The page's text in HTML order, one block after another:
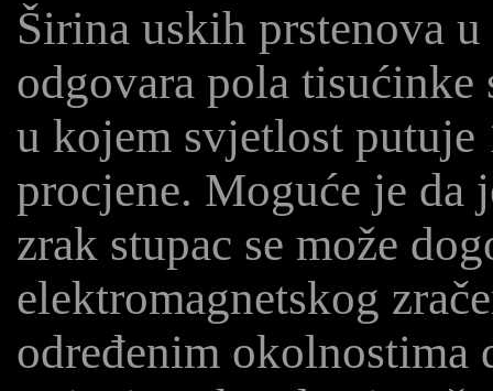
Širina uskih prstenova
odgovara pola tisućinke
u kojem svjetlost
procjene. Moguće je da
zrak stupac se može
elektromagnetskog
određenim okolnostima